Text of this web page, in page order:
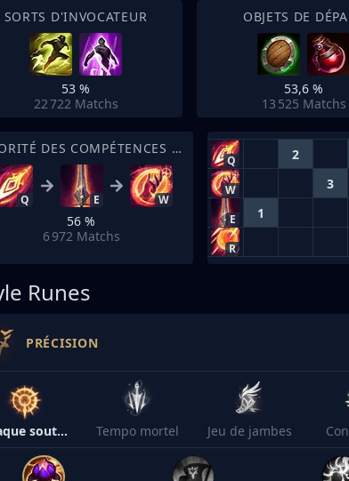
SORTS D'INVOCATEUR
53 %
22 722 Matchs
OBJETS DE
53,6 %
13 525 Matchs
PRIORITÉ DES COMPÉTENCES DE SORT
Q E W
56 %
6 972 Matchs
Q 2
W 3
E 1
R
Runes
PRÉCISION
Attaque soutenue Tempo mortel Jeu de jambes